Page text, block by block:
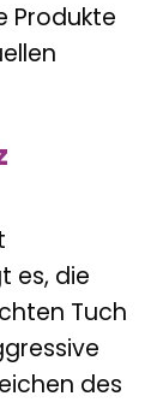
Produkte
es, die
Tuch
des